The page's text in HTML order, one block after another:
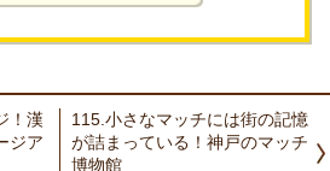
！漢
ジア
115.小さなマッチには街の記憶
が詰まっている！神戸のマッチ
博物館